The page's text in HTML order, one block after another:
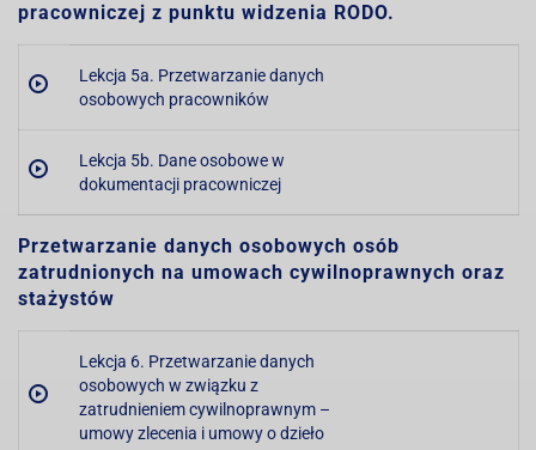
pracowniczej z punktu widzenia RODO.
Lekcja 5a. Przetwarzanie danych
osobowych pracowników
Lekcja 5b. Dane osobowe w
dokumentacji pracowniczej
Przetwarzanie danych osobowych osób
zatrudnionych na umowach cywilnoprawnych oraz
stażystów
Lekcja 6. Przetwarzanie danych
osobowych w związku z
zatrudnieniem cywilnoprawnym –
umowy zlecenia i umowy o dzieło